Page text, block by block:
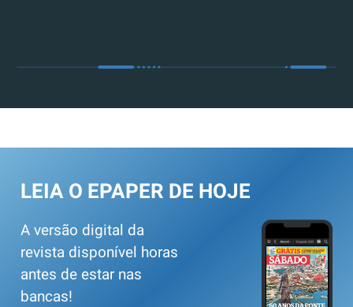
LEIA O EPAPER DE HOJE
A versão digital da
revista disponível horas
antes de estar nas
bancas!